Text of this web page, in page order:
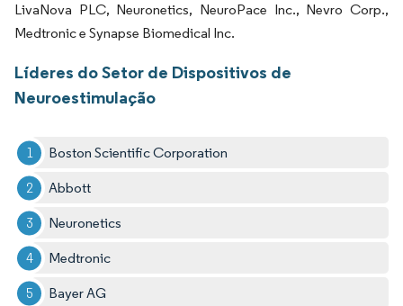
LivaNova PLC, Neuronetics, NeuroPace Inc., Nevro Corp.,
Medtronic e Synapse Biomedical Inc.
Líderes do Setor de Dispositivos de
Neuroestimulação
Boston Scientific Corporation
Abbott
Neuronetics
Medtronic
Bayer AG